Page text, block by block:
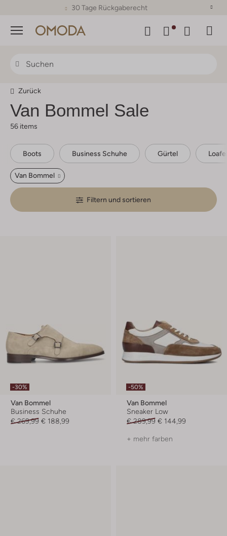
30 Tage Rückgaberecht
Menü
Zurück
Van Bommel Sale
56 items
Boots Business Schuhe Gürtel
Van Bommel
Filtern und sortieren
-30%
Van Bommel
Business Schuhe
€ 269,99 € 188,99
-50%
Van Bommel
Sneaker Low
€ 289,99 € 144,99
+ mehr farben